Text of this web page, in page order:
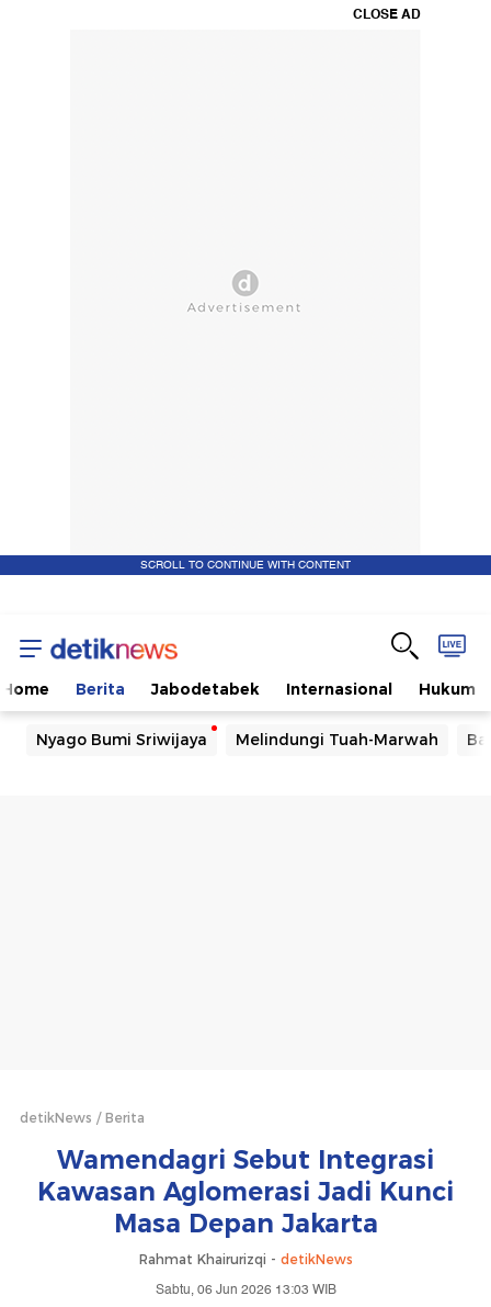
CLOSE AD
SCROLL TO CONTINUE WITH CONTENT
Home Berita Jabodetabek Internasional Hukum
Nyago Bumi Sriwijaya Melindungi Tuah-Marwah
detikNews Berita
Wamendagri Sebut Integrasi
Kawasan Aglomerasi Jadi Kunci
Masa Depan Jakarta
Rahmat Khairurizqi - detikNews
Sabtu, 06 Jun 2026 13:03 WIB